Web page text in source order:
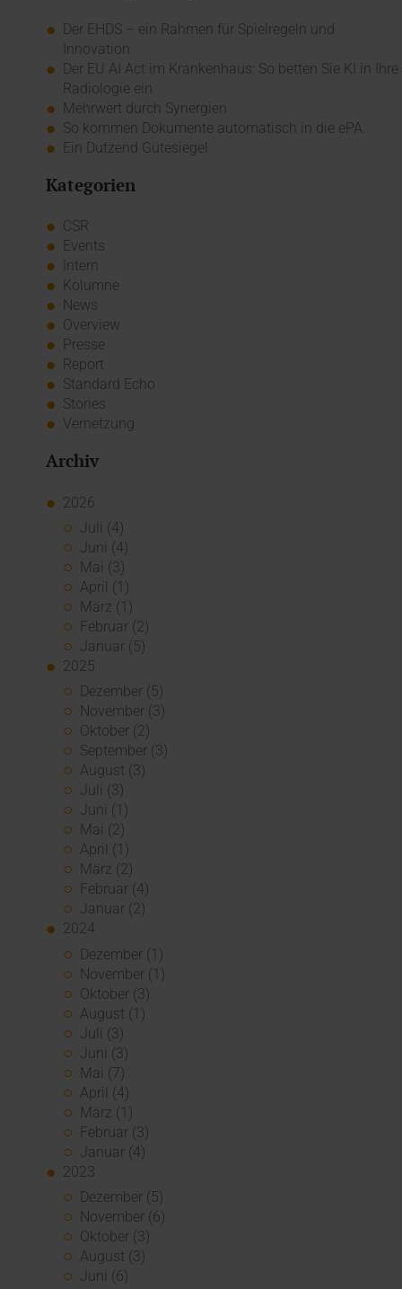
Der EHDS – ein Rahmen für Spielregeln und
Innovation
Der EU AI Act im Krankenhaus: So betten Sie KI in Ihre
Radiologie ein
Mehrwert durch Synergien
So kommen Dokumente automatisch in die ePA
Ein Dutzend Gütesiegel
Kategorien
CSR
Events
Intern
Kolumne
News
Overview
Presse
Report
Standard Echo
Stories
Vernetzung
Archiv
2026
Juli (4)
Juni (4)
Mai (3)
April (1)
März (1)
Februar (2)
Januar (5)
2025
Dezember (5)
November (3)
Oktober (2)
September (3)
August (3)
Juli (3)
Juni (1)
Mai (2)
April (1)
März (2)
Februar (4)
Januar (2)
2024
Dezember (1)
November (1)
Oktober (3)
August (1)
Juli (3)
Juni (3)
Mai (7)
April (4)
März (1)
Februar (3)
Januar (4)
2023
Dezember (5)
November (6)
Oktober (3)
August (3)
Juni (6)